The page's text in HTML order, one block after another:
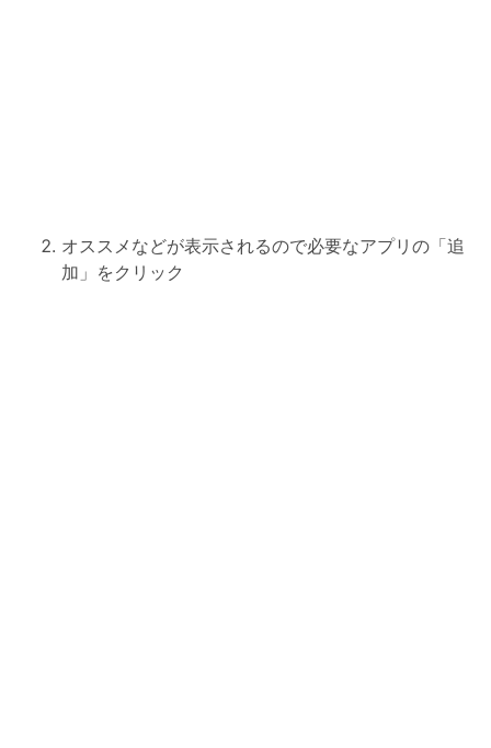
オススメなどが表示されるので必要なアプリの「追
加」をクリック